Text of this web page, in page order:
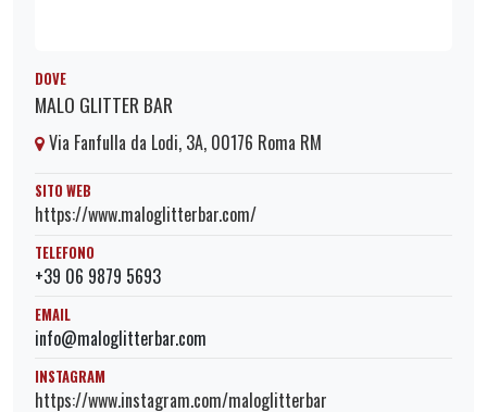
DOVE
MALO GLITTER BAR
Via Fanfulla da Lodi, 3A, 00176 Roma RM
SITO WEB
https://www.maloglitterbar.com/
TELEFONO
+39 06 9879 5693
EMAIL
info@maloglitterbar.com
INSTAGRAM
https://www.instagram.com/maloglitterbar